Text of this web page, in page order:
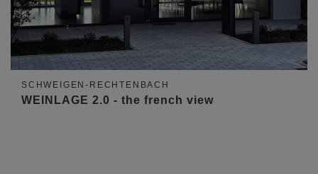
SCHWEIGEN-RECHTENBACH
WEINLAGE 2.0 - the french view